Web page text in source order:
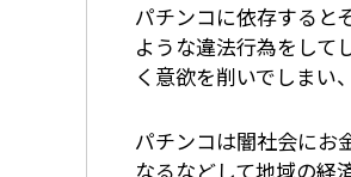
パチンコに依存すると
ような違法行為をして
く意欲を削いでしまい
パチンコは闇社会にお
なるなどして地域の経